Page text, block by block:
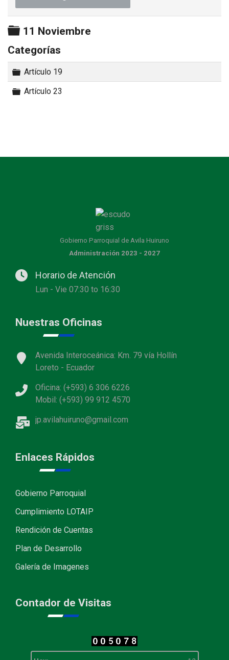
Carpeta
11 Noviembre
Categorías
Carpeta
Artículo 19
Carpeta
Artículo 23
Gobierno Parroquial de Avila Huiruno
Administración 2023 - 2027
Horario de Atención
Lun - Vie 07:30 to 16:30
Nuestras Oficinas
Avenida Interoceánica: Km. 79 vía Hollín
Loreto - Ecuador
Oficina: (+593) 6 306 6226
Mobil: (+593) 99 912 4570
jp.avilahuiruno@gmail.com
Enlaces Rápidos
Gobierno Parroquial
Cumplimiento LOTAIP
Rendición de Cuentas
Plan de Desarrollo
Galería de Imagenes
Contador de Visitas